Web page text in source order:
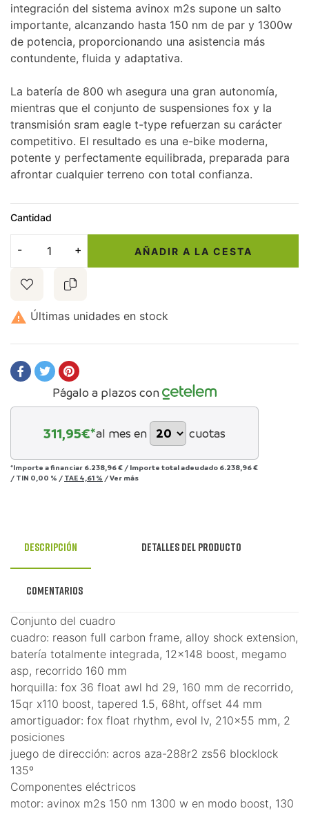
integración del sistema avinox m2s supone un salto
importante, alcanzando hasta 150 nm de par y 1300w
de potencia, proporcionando una asistencia más
contundente, fluida y adaptativa.
La batería de 800 wh asegura una gran autonomía,
mientras que el conjunto de suspensiones fox y la
transmisión sram eagle t-type refuerzan su carácter
competitivo. El resultado es una e-bike moderna,
potente y perfectamente equilibrada, preparada para
afrontar cualquier terreno con total confianza.
Cantidad
AÑADIR A LA CESTA
 Últimas unidades en stock
Págalo a plazos con
311,95€*al mes en cuotas
*Importe a financiar 6.238,96 € / Importe total adeudado 6.238,96 €
/ TIN 0,00 % / TAE 4,61 % /Ver más
Descripción Detalles del producto
Comentarios
Conjunto del cuadro
cuadro: reason full carbon frame, alloy shock extension,
batería totalmente integrada, 12x148 boost, megamo
asp, recorrido 160 mm
horquilla: fox 36 float awl hd 29, 160 mm de recorrido,
15qr x110 boost, tapered 1.5, 68ht, offset 44 mm
amortiguador: fox float rhythm, evol lv, 210x55 mm, 2
posiciones
juego de dirección: acros aza-288r2 zs56 blocklock
135º
Componentes eléctricos
motor: avinox m2s 150 nm 1300 w en modo boost, 130